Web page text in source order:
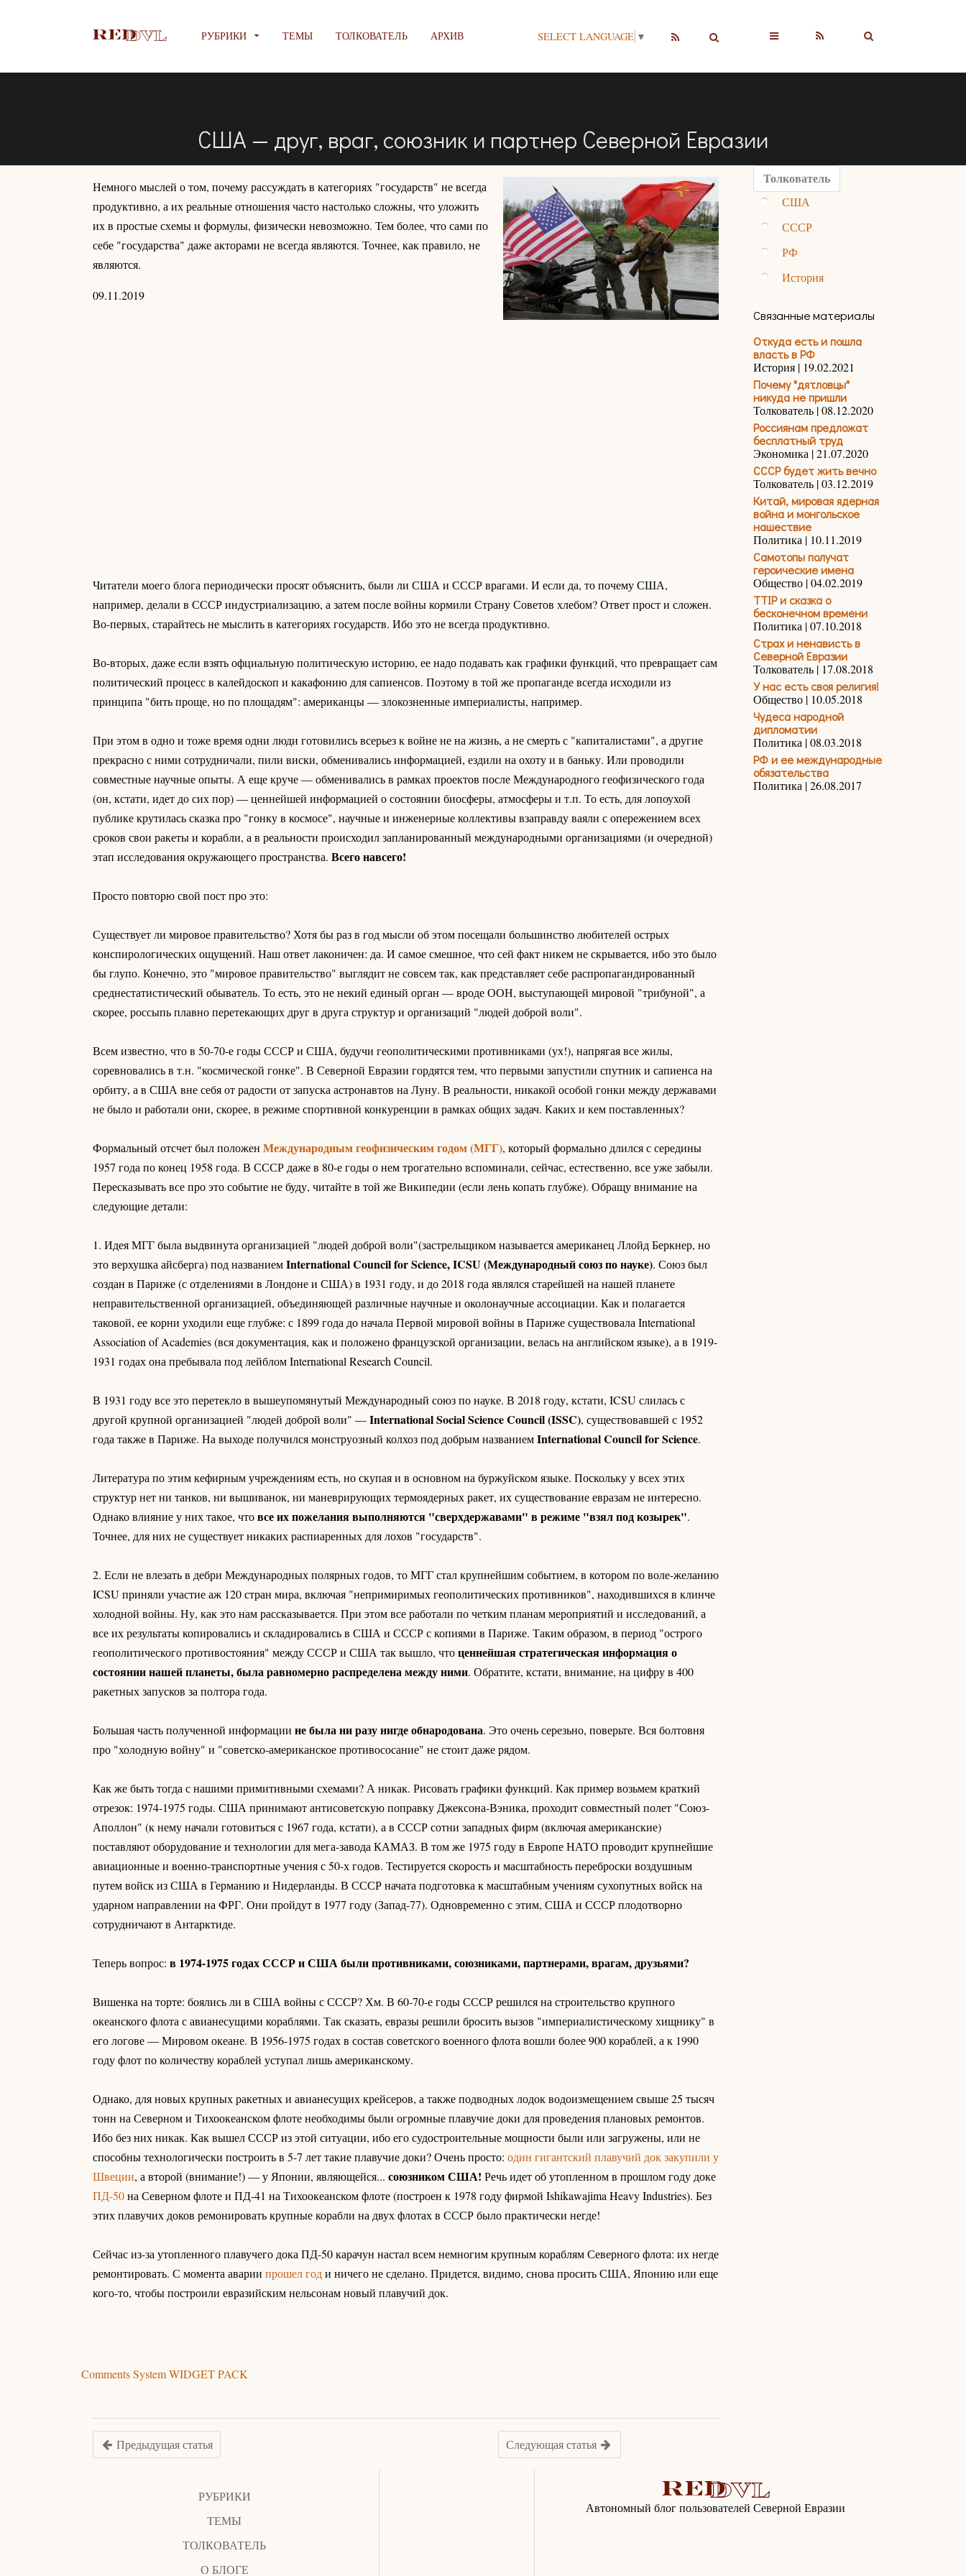
РУБРИКИ ТЕМЫ ТОЛКОВАТЕЛЬ АРХИВ SELECT LANGUAGE ▼
США — друг, враг, союзник и партнер Северной Евразии
Немного мыслей о том, почему рассуждать в категориях "государств" не всегда
продуктивно, а их реальные отношения часто настолько сложны, что уложить
их в простые схемы и формулы, физически невозможно. Тем более, что сами по
себе "государства" даже акторами не всегда являются. Точнее, как правило, не
являются.
09.11.2019
Читатели моего блога периодически просят объяснить, были ли США и СССР врагами. И если да, то почему США,
например, делали в СССР индустриализацию, а затем после войны кормили Страну Советов хлебом? Ответ прост и сложен.
Во-первых, старайтесь не мыслить в категориях государств. Ибо это не всегда продуктивно.
Во-вторых, даже если взять офциальную политическую историю, ее надо подавать как графики функций, что превращает сам
политический процесс в калейдоскоп и какафонию для сапиенсов. Поэтому в той же пропаганде всегда исходили из
принципа "бить проще, но по площадям": американцы — злокозненные империалисты, например.
При этом в одно и тоже время одни люди готовились всерьез к войне не на жизнь, а не смерть с "капиталистами", а другие
прекрасно с ними сотрудничали, пили виски, обменивались информацией, ездили на охоту и в баньку. Или проводили
совместные научные опыты. А еще круче — обменивались в рамках проектов после Международного геофизического года
(он, кстати, идет до сих пор) — ценнейшей информацией о состоянии биосферы, атмосферы и т.п. То есть, для лопоухой
публике крутилась сказка про "гонку в космосе", научные и инженерные коллективы взаправду ваяли с опережением всех
сроков свои ракеты и корабли, а в реальности происходил запланированный международными организациями (и очередной)
этап исследования окружающего пространства. Всего навсего!
Просто повторю свой пост про это:
Существует ли мировое правительство? Хотя бы раз в год мысли об этом посещали большинство любителей острых
конспирологических ощущений. Наш ответ лаконичен: да. И самое смешное, что сей факт никем не скрывается, ибо это было
бы глупо. Конечно, это "мировое правительство" выглядит не совсем так, как представляет себе распропагандированный
среднестатистический обыватель. То есть, это не некий единый орган — вроде ООН, выступающей мировой "трибуной", а
скорее, россыпь плавно перетекающих друг в друга структур и организаций "людей доброй воли".
Всем известно, что в 50-70-е годы СССР и США, будучи геополитическими противниками (ух!), напрягая все жилы,
соревновались в т.н. "космической гонке". В Северной Евразии гордятся тем, что первыми запустили спутник и сапиенса на
орбиту, а в США вне себя от радости от запуска астронавтов на Луну. В реальности, никакой особой гонки между державами
не было и работали они, скорее, в режиме спортивной конкуренции в рамках общих задач. Каких и кем поставленных?
Формальный отсчет был положен Международным геофизическим годом (МГГ), который формально длился с середины
1957 года по конец 1958 года. В СССР даже в 80-е годы о нем трогательно вспоминали, сейчас, естественно, все уже забыли.
Пересказывать все про это событие не буду, читайте в той же Википедии (если лень копать глубже). Обращу внимание на
следующие детали:
1. Идея МГГ была выдвинута организацией "людей доброй воли"(застрельщиком называется американец Ллойд Беркнер, но
это верхушка айсберга) под названиемInternational Council for Science, ICSU (Международный союз по науке). Союз был
создан в Париже (с отделениями в Лондоне и США) в 1931 году, и до 2018 года являлся старейшей на нашей планете
неправительственной организацией, объединяющей различные научные и околонаучные ассоциации. Как и полагается
таковой, ее корни уходили еще глубже: с 1899 года до начала Первой мировой войны в Париже существовала International
Association of Academies (вся документация, как и положено французской организации, велась на английском языке), а в 1919-
1931 годах она пребывала под лейблом International Research Council.
В 1931 году все это перетекло в вышеупомянутый Международный союз по науке. В 2018 году, кстати, ICSU слилась с
другой крупной организацией "людей доброй воли" —International Social Science Council (ISSC), существовавшей с 1952
года также в Париже. На выходе получился монструозный колхоз под добрым названиемInternational Council for Science.
Литература по этим кефирным учреждениям есть, но скупая и в основном на буржуйском языке. Поскольку у всех этих
структур нет ни танков, ни вышиванок, ни маневрирующих термоядерных ракет, их существование евразам не интересно.
Однако влияние у них такое, чтовсе их пожелания выполняются "сверхдержавами" в режиме "взял под козырек".
Точнее, для них не существует никаких распиаренных для лохов "государств".
2. Если не влезать в дебри Международных полярных годов, то МГГ стал крупнейшим событием, в котором по воле-желанию
ICSU приняли участие аж 120 стран мира, включая "непримиримых геополитических противников", находившихся в клинче
холодной войны. Ну, как это нам рассказывается. При этом все работали по четким планам мероприятий и исследований, а
все их результаты копировались и складировались в США и СССР с копиями в Париже. Таким образом, в период "острого
геополитического противостояния" между СССР и США так вышло, чтоценнейшая стратегическая информация о
состоянии нашей планеты, была равномерно распределена между ними. Обратите, кстати, внимание, на цифру в 400
ракетных запусков за полтора года.
Большая часть полученной информации не была ни разу нигде обнародована. Это очень серезьно, поверьте. Вся болтовня
про "холодную войну" и "советско-американское противососание" не стоит даже рядом.
Как же быть тогда с нашими примитивными схемами? А никак. Рисовать графики функций. Как пример возьмем краткий
отрезок: 1974-1975 годы. США принимают антисоветскую поправку Джексона-Вэника, проходит совместный полет "Союз-
Аполлон" (к нему начали готовиться с 1967 года, кстати), а в СССР сотни западных фирм (включая американские)
поставляют оборудование и технологии для мега-завода КАМАЗ. В том же 1975 году в Европе НАТО проводит крупнейшие
авиационные и военно-транспортные учения с 50-х годов. Тестируется скорость и масштабность переброски воздушным
путем войск из США в Германию и Нидерланды. В СССР начата подготовка к масштабным учениям сухопутных войск на
ударном направлении на ФРГ. Они пройдут в 1977 году (Запад-77). Одновременно с этим, США и СССР плодотворно
сотрудничают в Антарктиде.
Теперь вопрос: в 1974-1975 годах СССР и США были противниками, союзниками, партнерами, врагам, друзьями?
Вишенка на торте: боялись ли в США войны с СССР? Хм. В 60-70-е годы СССР решился на строительство крупного
океанского флота с авианесущими кораблями. Так сказать, евразы решили бросить вызов "империалистическому хищнику" в
его логове — Мировом океане. В 1956-1975 годах в состав советского военного флота вошли более 900 кораблей, а к 1990
году флот по количеству кораблей уступал лишь американскому.
Однако, для новых крупных ракетных и авианесущих крейсеров, а также подводных лодок водоизмещением свыше 25 тысяч
тонн на Северном и Тихоокеанском флоте необходимы были огромные плавучие доки для проведения плановых ремонтов.
Ибо без них никак. Как вышел СССР из этой ситуации, ибо его судостроительные мощности были или загружены, или не
способны технологически построить в 5-7 лет такие плавучие доки? Очень просто: один гигантский плавучий док закупили у
Швеции, а второй (внимание!) — у Японии, являющейся... союзником США! Речь идет об утопленном в прошлом году доке
ПД-50на Северном флоте и ПД-41 на Тихоокеанском флоте (построен к 1978 году фирмой Ishikawajima Heavy Industries). Без
этих плавучих доков ремонировать крупные корабли на двух флотах в СССР было практически негде!
Сейчас из-за утопленного плавучего дока ПД-50 карачун настал всем немногим крупным кораблям Северного флота: их негде
ремонтировать. С момента аварии прошел годи ничего не сделано. Придется, видимо, снова просить США, Японию или еще
кого-то, чтобы построили евразийским нельсонам новый плавучий док.
Comments System WIDGET PACK
Предыдущая статья Следующая статья
Толкователь
США
СССР
РФ
История
Связанные материалы
Откуда есть и пошла
власть в РФ
История | 19.02.2021
Почему "дятловцы"
никуда не пришли
Толкователь | 08.12.2020
Россиянам предложат
бесплатный труд
Экономика | 21.07.2020
СССР будет жить вечно
Толкователь | 03.12.2019
Китай, мировая ядерная
война и монгольское
нашествие
Политика | 10.11.2019
Самотопы получат
героические имена
Общество | 04.02.2019
TTIP и сказка о
бесконечном времени
Политика | 07.10.2018
Страх и ненависть в
Северной Евразии
Толкователь | 17.08.2018
У нас есть своя религия!
Общество | 10.05.2018
Чудеса народной
дипломатии
Политика | 08.03.2018
РФ и ее международные
обязательства
Политика | 26.08.2017
РУБРИКИ
ТЕМЫ
ТОЛКОВАТЕЛЬ
О БЛОГЕ
Автономный блог пользователей Северной Евразии